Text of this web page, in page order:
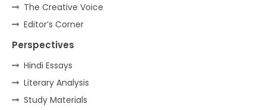
The Creative Voice
Editor’s Corner
Perspectives
Hindi Essays
Literary Analysis
Study Materials